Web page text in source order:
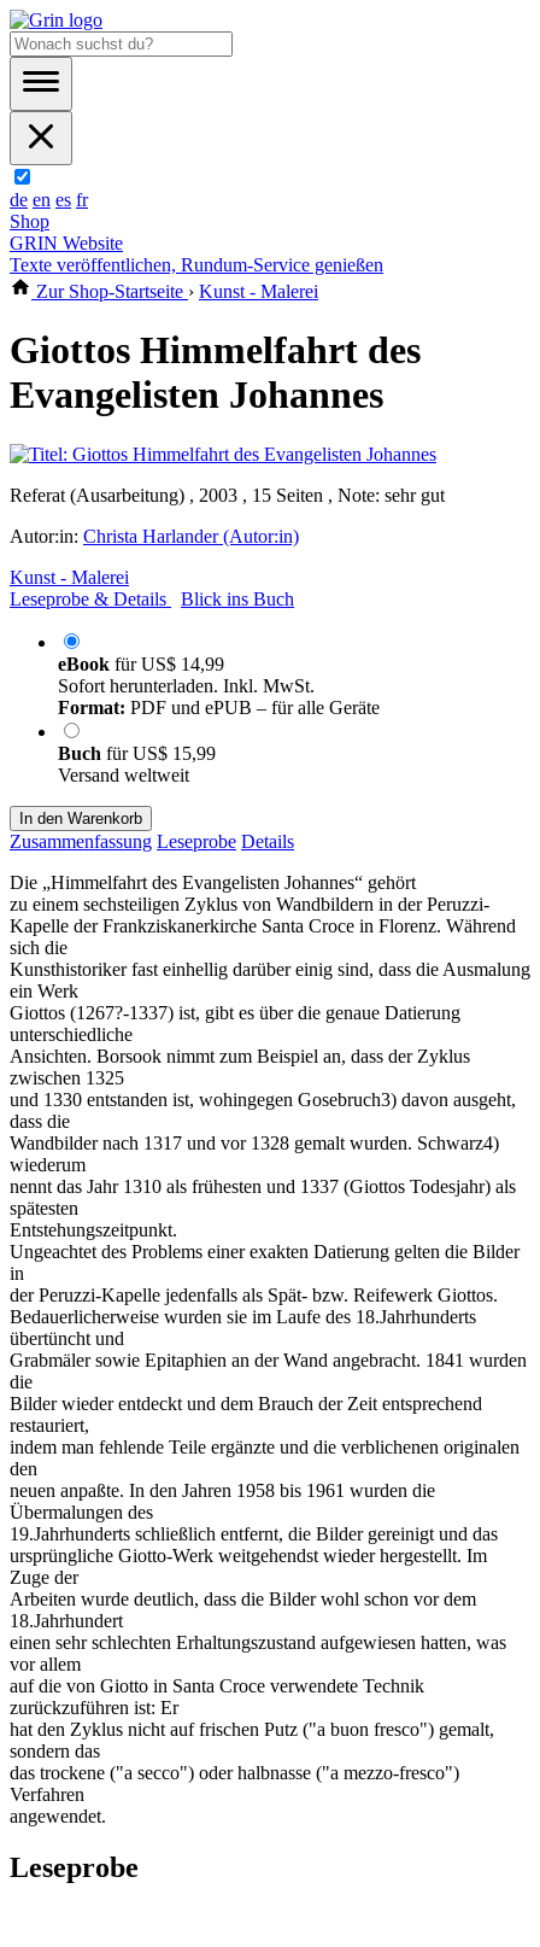
de en es fr
Shop
GRIN Website
Texte veröffentlichen, Rundum-Service genießen
Zur Shop-Startseite › Kunst - Malerei
Giottos Himmelfahrt des
Evangelisten Johannes
Referat (Ausarbeitung) , 2003 , 15 Seiten , Note: sehr gut
Autor:in: Christa Harlander (Autor:in)
Kunst - Malerei
Leseprobe & Details
Blick ins Buch
eBook fürUS$ 14,99
Sofort herunterladen. Inkl. MwSt.
Format: PDF und ePUB – für alle Geräte
Buch fürUS$ 15,99
Versand weltweit
In den Warenkorb
Zusammenfassung Leseprobe Details
Die „Himmelfahrt des Evangelisten Johannes“ gehört
zu einem sechsteiligen Zyklus von Wandbildern in der Peruzzi-
Kapelle der Frankziskanerkirche Santa Croce in Florenz. Während
sich die
Kunsthistoriker fast einhellig darüber einig sind, dass die Ausmalung
ein Werk
Giottos (1267?-1337) ist, gibt es über die genaue Datierung
unterschiedliche
Ansichten. Borsook nimmt zum Beispiel an, dass der Zyklus
zwischen 1325
und 1330 entstanden ist, wohingegen Gosebruch3) davon ausgeht,
dass die
Wandbilder nach 1317 und vor 1328 gemalt wurden. Schwarz4)
wiederum
nennt das Jahr 1310 als frühesten und 1337 (Giottos Todesjahr) als
spätesten
Entstehungszeitpunkt.
Ungeachtet des Problems einer exakten Datierung gelten die Bilder
in
der Peruzzi-Kapelle jedenfalls als Spät- bzw. Reifewerk Giottos.
Bedauerlicherweise wurden sie im Laufe des 18.Jahrhunderts
übertüncht und
Grabmäler sowie Epitaphien an der Wand angebracht. 1841 wurden
die
Bilder wieder entdeckt und dem Brauch der Zeit entsprechend
restauriert,
indem man fehlende Teile ergänzte und die verblichenen originalen
den
neuen anpaßte. In den Jahren 1958 bis 1961 wurden die
Übermalungen des
19.Jahrhunderts schließlich entfernt, die Bilder gereinigt und das
ursprüngliche Giotto-Werk weitgehendst wieder hergestellt. Im
Zuge der
Arbeiten wurde deutlich, dass die Bilder wohl schon vor dem
18.Jahrhundert
einen sehr schlechten Erhaltungszustand aufgewiesen hatten, was
vor allem
auf die von Giotto in Santa Croce verwendete Technik
zurückzuführen ist: Er
hat den Zyklus nicht auf frischen Putz ("a buon fresco") gemalt,
sondern das
das trockene ("a secco") oder halbnasse ("a mezzo-fresco")
Verfahren
angewendet.
Leseprobe